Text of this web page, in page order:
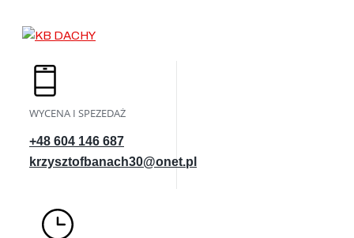
WYCENA I SPEZEDAŻ
+48 604 146 687
krzysztofbanach30@onet.pl